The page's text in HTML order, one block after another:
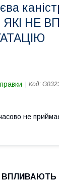
ЯКІ НЕ
Код:
не